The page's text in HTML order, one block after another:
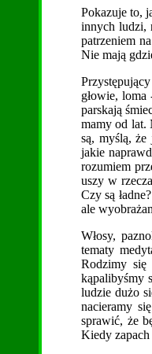
Pokazuje to,
innych ludzi,
patrzeniem
Nie mają
głowie,
parskają
mamy od lat.
są, myślą, że
jakie
rozumiem
uszy w
Czy są
ale
Włosy,
tematy
Rodzimy się
kąpalibyśmy
ludzie dużo
nacieramy
sprawić, że
Kiedy zapach